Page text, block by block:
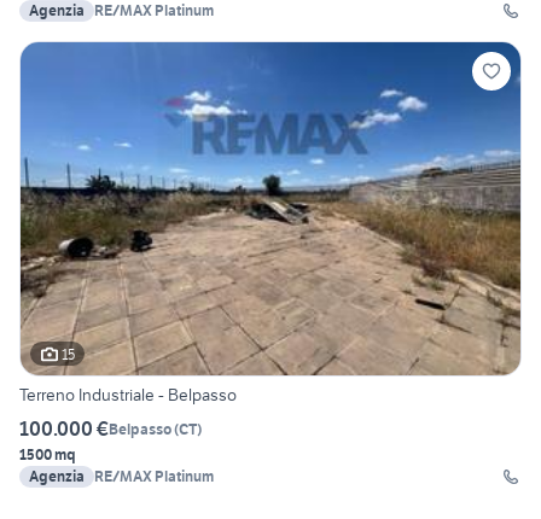
Agenzia
RE/MAX Platinum
15
Terreno Industriale - Belpasso
100.000 €Belpasso(CT)
1500 mq
Agenzia
RE/MAX Platinum